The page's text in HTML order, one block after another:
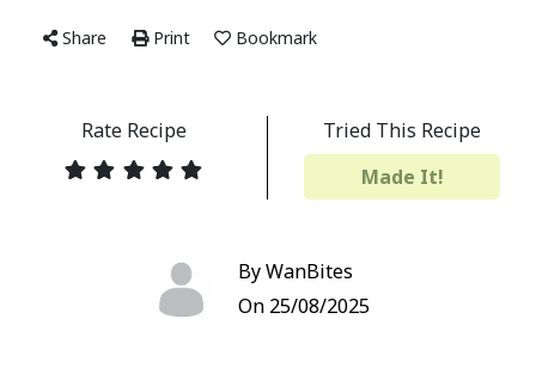
Share Print Bookmark
Rate Recipe
Tried This Recipe
Made It!
By WanBites
On 25/08/2025